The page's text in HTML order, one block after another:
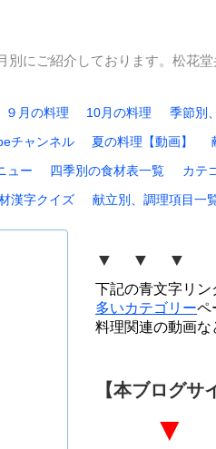
別にご紹介しております。松花
９月の料理 10月の料理
季節別
チャンネル 夏の料理【動画】
ュー 四季別の食材表一覧
カテ
漢字クイズ 献立別、調理項目一
▼ ▼ ▼
下記の青文字リン
多いカテゴリーペ
料理関連の動画な
【本ブログサ
▼